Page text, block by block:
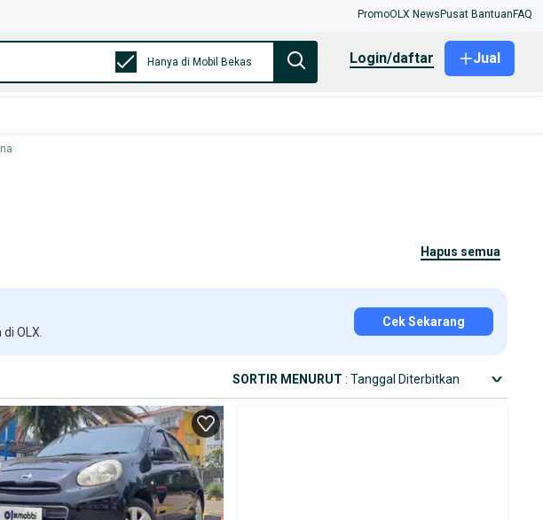
PromoOLX News Pusat Bantuan FAQ
Hanya di Mobil Bekas login/daftar Jual
hapus semua
OLX.
Cek Sekarang
SORTIR MENURUT : Tanggal Diterbitkan